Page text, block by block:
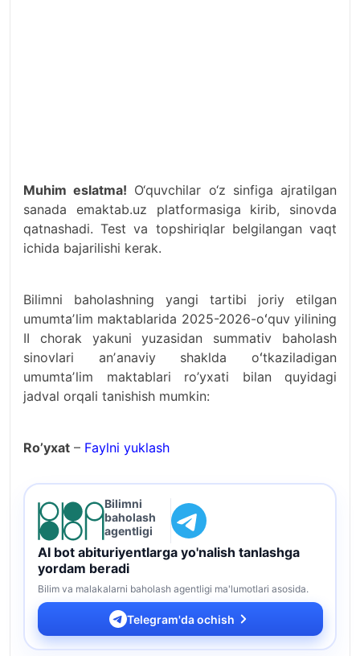
Muhim eslatma! O‘quvchilar o‘z sinfiga ajratilgan
sanada emaktab.uz platformasiga kirib, sinovda
qatnashadi. Test va topshiriqlar belgilangan vaqt
ichida bajarilishi kerak.
Bilimni baholashning yangi tartibi joriy etilgan
umumtaʼlim maktablarida 2025-2026-oʻquv yilining
II chorak yakuni yuzasidan summativ baholash
sinovlari anʼanaviy shaklda oʻtkaziladigan
umumtaʼlim maktablari ro’yxati bilan quyidagi
jadval orqali tanishish mumkin:
Ro’yxat – Faylni yuklash
Bilimni
baholash
agentligi
AI bot abituriyentlarga yo'nalish tanlashga
yordam beradi
Bilim va malakalarni baholash agentligi ma'lumotlari asosida.
Telegram'da ochish